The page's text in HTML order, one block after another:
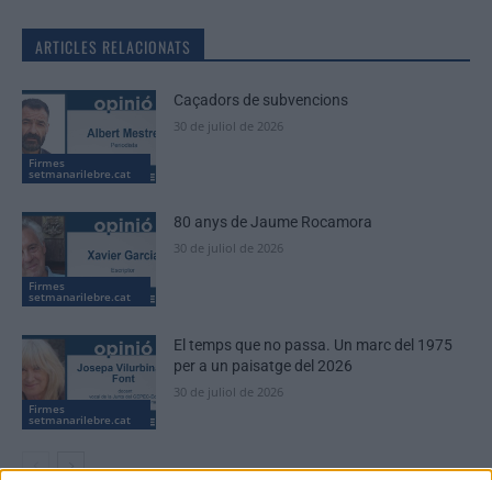
ARTICLES RELACIONATS
Firmes
setmanarilebre.cat
Caçadors de subvencions
30 de juliol de 2026
Firmes
setmanarilebre.cat
80 anys de Jaume Rocamora
30 de juliol de 2026
Firmes
setmanarilebre.cat
El temps que no passa. Un marc del 1975
per a un paisatge del 2026
30 de juliol de 2026